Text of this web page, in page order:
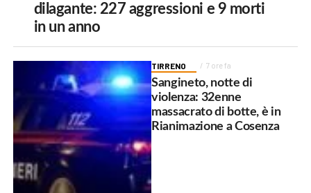
dilagante: 227 aggressioni e 9 morti
in un anno
TIRRENO 7 ore fa
Sangineto, notte di
violenza: 32enne
massacrato di botte, è in
Rianimazione a Cosenza